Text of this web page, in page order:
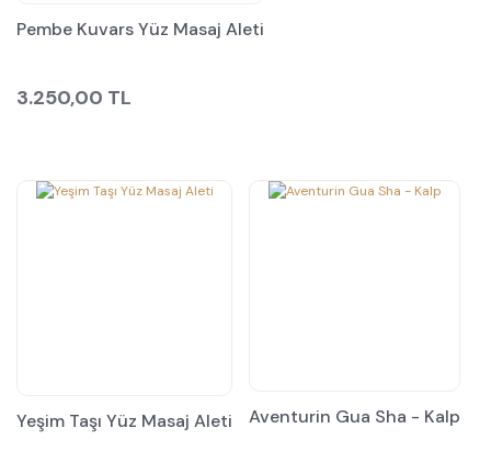
Pembe Kuvars Yüz Masaj Aleti
3.250,00 TL
Yeşim Taşı Yüz Masaj Aleti Aventurin Gua Sha - Kalp